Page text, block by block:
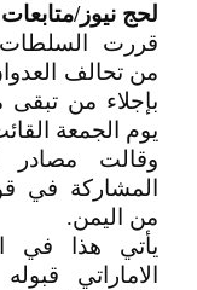
لحج نيوز/متابعات
قررت السلطات
من تحالف
بإجلاء من تبقى
يوم الجمعة
وقالت مصادر
المشاركة في
من اليمن.
يأتي هذا في
الاماراتي